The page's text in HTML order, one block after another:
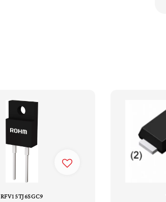
RFV15TJ6SGC9